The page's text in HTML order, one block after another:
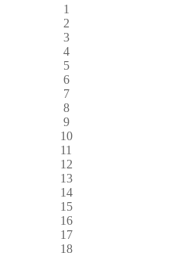
1
2
3
4
5
6
7
8
9
10
11
12
13
14
15
16
17
18